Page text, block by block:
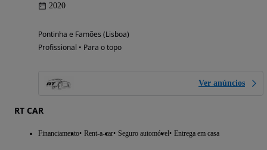
2020
Pontinha e Famões (Lisboa)
Profissional • Para o topo
Ver anúncios
RT CAR
Financiamento Rent-a-car Seguro automóvel Entrega em casa